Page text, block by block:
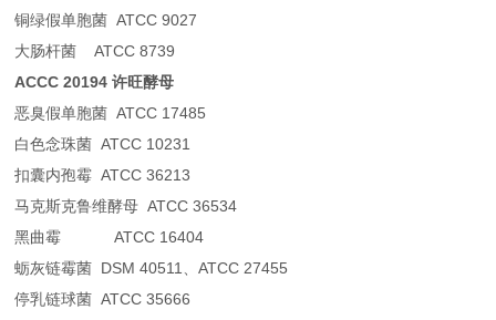
铜绿假单胞菌 ATCC 9027
大肠杆菌 ATCC 8739
ACCC 20194 许旺酵母
恶臭假单胞菌 ATCC 17485
白色念珠菌 ATCC 10231
扣囊内孢霉 ATCC 36213
马克斯克鲁维酵母 ATCC 36534
黑曲霉 ATCC 16404
蛎灰链霉菌 DSM 40511、ATCC 27455
停乳链球菌 ATCC 35666